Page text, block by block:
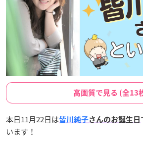
高画質で見る (全13
本日11月22日は皆川純子さんのお誕生日
います！